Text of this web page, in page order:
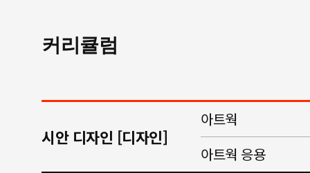
커리큘럼
시안 디자인 [디자인]
아트웍
아트웍 응용